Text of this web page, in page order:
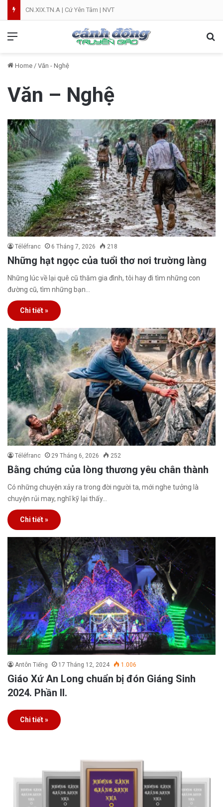
CN.XIX.TN.A | Cứ Yên Tâm | NVT
Home / Văn - Nghệ
Văn – Nghệ
Téléfranc 6 Tháng 7, 2026 218
Những hạt ngọc của tuổi thơ nơi trường làng
Những lúc về lại quê cũ thăm gia đình, tôi hay đi tìm những con
đường cũ, tìm những bạn…
Chi tiết »
Téléfranc 29 Tháng 6, 2026 252
Bằng chứng của lòng thương yêu chân thành
Có những chuyện xảy ra trong đời người ta, mới nghe tưởng là
chuyện rủi may, nghĩ kỹ lại thấy…
Chi tiết »
Antôn Tiếng 17 Tháng 12, 2024 1.006
Giáo Xứ An Long chuẩn bị đón Giáng Sinh
2024. Phần II.
Chi tiết »